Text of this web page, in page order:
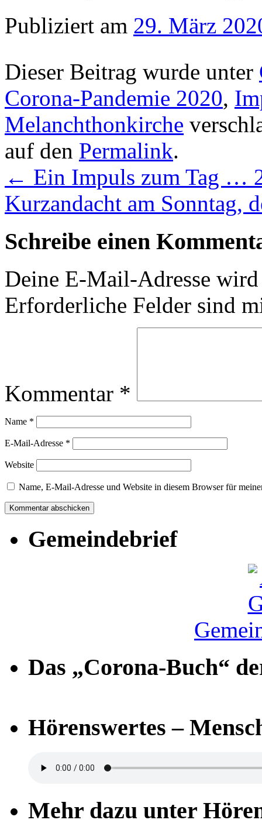
Publiziert am 29. März
Dieser Beitrag wurde unter
Corona-Pandemie 2020,
Melanchthonkirche
auf den Permalink.
← Ein Impuls zum Tag …
Kurzandacht am Sonntag,
Schreibe einen
Deine E-Mail-Adresse
Erforderliche Felder sind
Kommentar *
Name *
E-Mail-Adresse *
Website
Name, E-Mail-Adresse und Website in diesem Browser für
Gemeindebrief
Das „Corona-Buch“
Hörenswertes –
Mehr dazu unter